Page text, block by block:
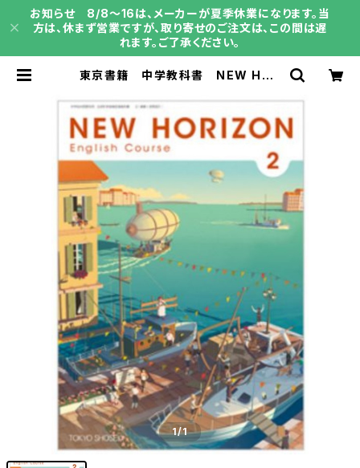
お知らせ 8/8～16は、メーカーが夏季休業になります。当
方は、休まず営業ですが、取り寄せのご注文は、この間は遅
れます。ご了承ください。
東京書籍 中学教科書 NEW HOR
英語801］ 新品 ISBN：978448
7123926 ISBN-10：B0D9DVH
WRY SKU：004001939 | 育之
書店（いくのしょてん）
1/1